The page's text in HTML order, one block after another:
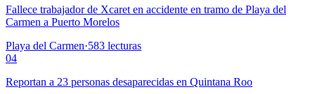
Fallece trabajador de Xcaret en accidente en tramo de Playa del
Carmen a Puerto Morelos
Playa del Carmen·583 lecturas
04
Reportan a 23 personas desaparecidas en Quintana Roo